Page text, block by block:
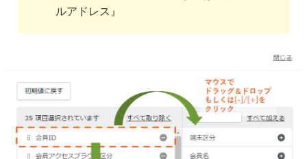
ルアドレス』